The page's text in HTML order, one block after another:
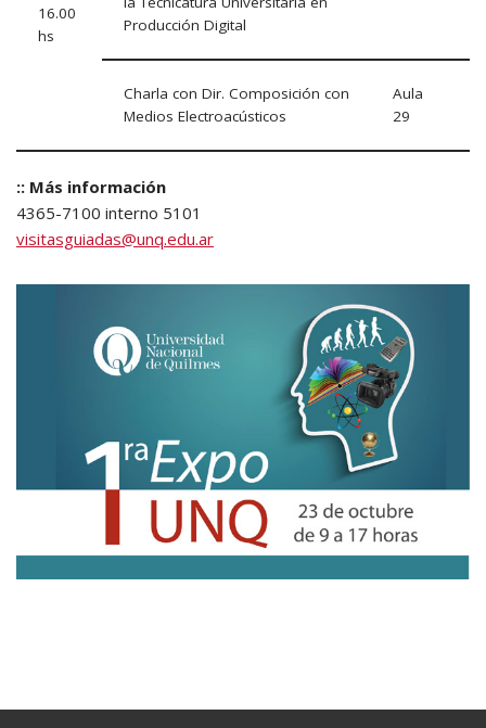
16.00
hs
Producción Digital
Charla con Dir. Composición con
Medios Electroacústicos
Aula
29
:: Más información
4365-7100 interno 5101
visitasguiadas@unq.edu.ar